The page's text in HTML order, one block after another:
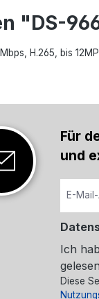
"DS-
H.265, bis
Für
und
Ich
Diese